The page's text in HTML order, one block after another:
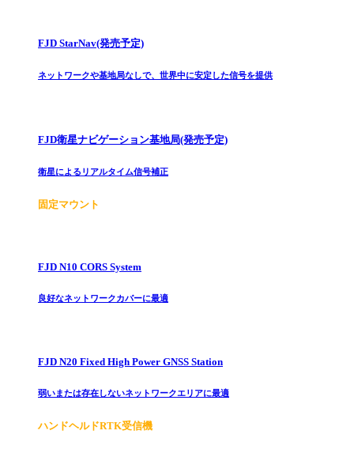
FJD StarNav(発売予定)
ネットワークや基地局なしで、世界中に安定した信号を提供
FJD衛星ナビゲーション基地局(発売予定)
衛星によるリアルタイム信号補正
固定マウント
FJD N10 CORS System
良好なネットワークカバーに最適
FJD N20 Fixed High Power GNSS Station
弱いまたは存在しないネットワークエリアに最適
ハンドヘルドRTK受信機